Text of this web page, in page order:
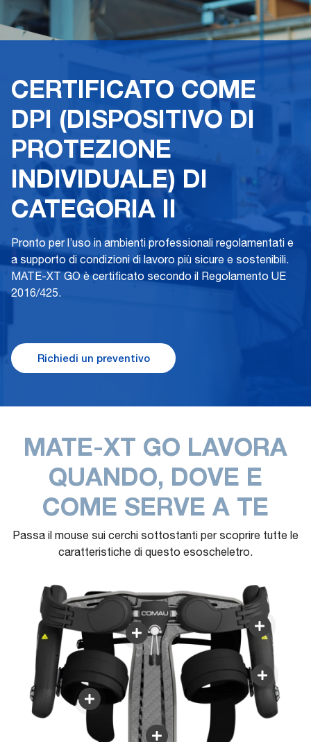
CERTIFICATO COME
DPI (DISPOSITIVO DI
PROTEZIONE
INDIVIDUALE) DI
CATEGORIA II
Pronto per l’uso in ambienti professionali regolamentati e
a supporto di condizioni di lavoro più sicure e sostenibili.
MATE-XT GO è certificato secondo il Regolamento UE
2016/425.
Richiedi un preventivo
MATE-XT GO LAVORA
QUANDO, DOVE E
COME SERVE A TE
Passa il mouse sui cerchi sottostanti per scoprire tutte le
caratteristiche di questo esoscheletro.